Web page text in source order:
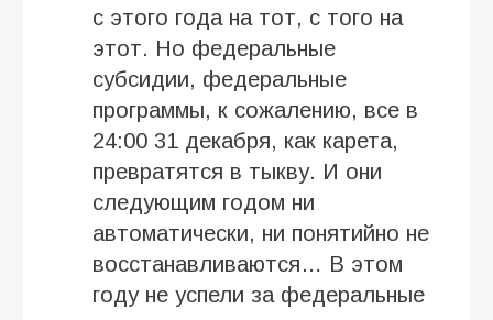
с этого года на тот, с того на
этот. Но федеральные
субсидии, федеральные
программы, к сожалению, все в
24:00 31 декабря, как карета,
превратятся в тыкву. И они
следующим годом ни
автоматически, ни понятийно не
восстанавливаются… В этом
году не успели за федеральные